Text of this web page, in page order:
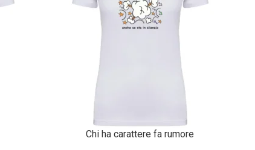
Chi ha carattere fa rumore